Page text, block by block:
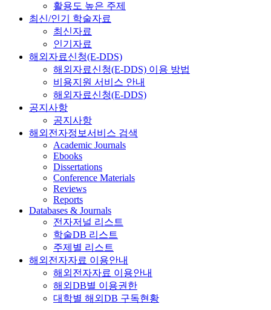
활용도 높은 주제
최신/인기 학술자료
최신자료
인기자료
해외자료신청(E-DDS)
해외자료신청(E-DDS) 이용 방법
비용지원 서비스 안내
해외자료신청(E-DDS)
공지사항
공지사항
해외전자정보서비스 검색
Academic Journals
Ebooks
Dissertations
Conference Materials
Reviews
Reports
Databases & Journals
전자저널 리스트
학술DB 리스트
주제별 리스트
해외전자자료 이용안내
해외전자자료 이용안내
해외DB별 이용권한
대학별 해외DB 구독현황